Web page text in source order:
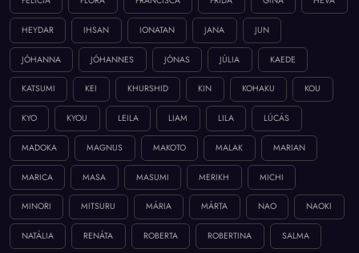
HEYDAR IHSAN IONATAN JANA JUN
JÓHANNA JÓHANNES JÓNAS JÚLIA KAEDE
KATSUMI KEI KHURSHID KIN KOHAKU KOU
KYO KYOU LEILA LIAM LILA LÚCÁS
MADOKA MAGNUS MAKOTO MALAK MARIAN
MARICA MASA MASUMI MERIKH MICHI
MINORI MITSURU MÁRIA MÁRTA NAO NAOKI
NATÁLIA RENÁTA ROBERTA ROBERTINA SALMA